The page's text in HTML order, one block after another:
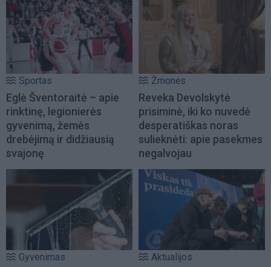
Sportas
Eglė Šventoraitė – apie
rinktinę, legionierės
gyvenimą, žemės
drebėjimą ir didžiausią
svajonę
Žmonės
Reveka Devolskytė
prisiminė, iki ko nuvedė
desperatiškas noras
sulieknėti: apie pasekmes
negalvojau
Gyvenimas Aktualijos